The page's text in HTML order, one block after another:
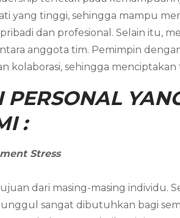
yang tinggi, sehingga mampu
dan profesional. Selain itu,
anggota tim. Pemimpin
kolaborasi, sehingga
PERSONAL
:
Stress
dari masing-masing individu.
sangat dibutuhkan bagi